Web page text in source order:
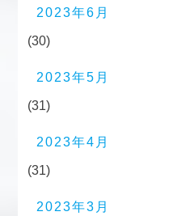
2023年6月
(30)
2023年5月
(31)
2023年4月
(31)
2023年3月